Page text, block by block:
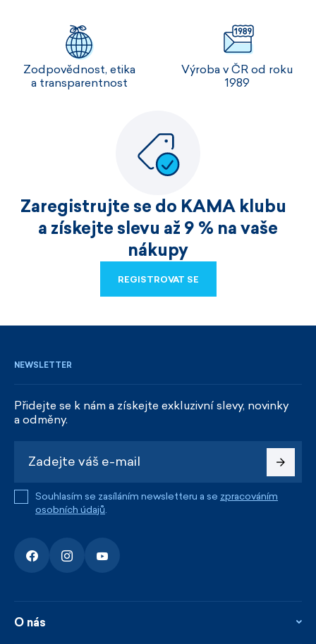
Zodpovědnost, etika
a transparentnost
Výroba v ČR od roku
1989
Zaregistrujte se do KAMA klubu
a získejte slevu až 9 % na vaše
nákupy
REGISTROVAT SE
NEWSLETTER
Přidejte se k nám a získejte exkluzivní slevy, novinky
a odměny.
Souhlasím se zasíláním newsletteru a se zpracováním
osobních údajů.
O nás